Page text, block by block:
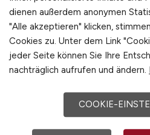
dienen außerdem anonymen
"Alle akzeptieren" klicken,
Cookies zu. Unter dem Link
jeder Seite können Sie Ihre
nachträglich aufrufen und ändern.
COOKIE-